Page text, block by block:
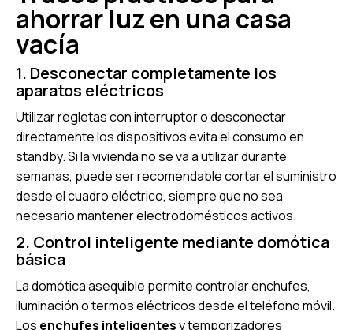
ahorrar luz en una casa
vacía
1. Desconectar completamente los
aparatos eléctricos
Utilizar regletas con interruptor o desconectar
directamente los dispositivos evita el consumo en
standby. Si la vivienda no se va a utilizar durante
semanas, puede ser recomendable cortar el suministro
desde el cuadro eléctrico, siempre que no sea
necesario mantener electrodomésticos activos.
2. Control inteligente mediante domótica
básica
La domótica asequible permite controlar enchufes,
iluminación o termos eléctricos desde el teléfono móvil.
Los enchufes inteligentesy temporizadores